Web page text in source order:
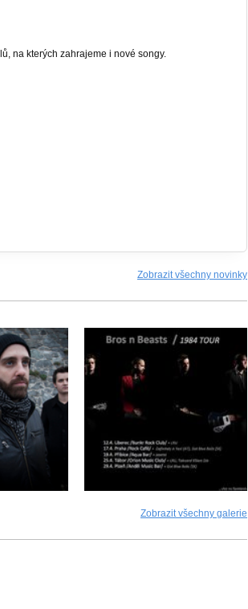
na kterých zahrajeme i nové songy.
Zobrazit všechny novinky
Zobrazit všechny galerie